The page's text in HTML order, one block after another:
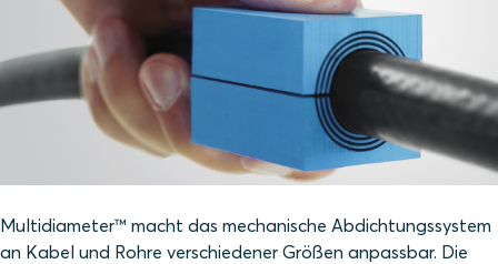
Multidiameter™ macht das mechanische Abdichtungssystem
an Kabel und Rohre verschiedener Größen anpassbar. Die